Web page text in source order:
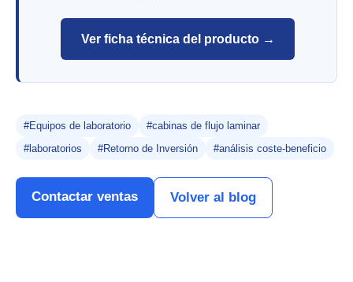
Ver ficha técnica del producto →
#Equipos de laboratorio
#cabinas de flujo laminar
#laboratorios
#Retorno de Inversión #análisis coste-beneficio
Contactar ventas Volver al blog